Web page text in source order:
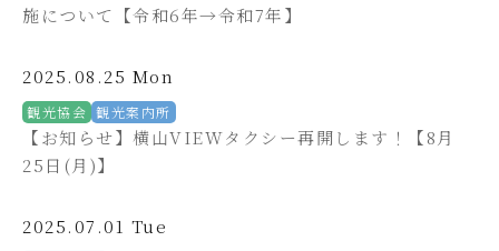
施について【令和6年→令和7年】
2025.08.25 Mon
観光協会 観光案内所
【お知らせ】横山VIEWタクシー再開します！【8月
25日(月)】
2025.07.01 Tue